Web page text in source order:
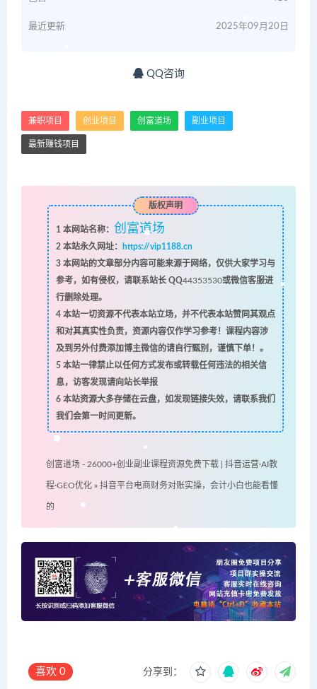
最近更新 2025年09月20日
QQ咨询
兼职项目 创业项目 创富道场 副业项目
最新赚钱项目
版权声明
1 本网站名称： 创富道场
2本站永久网址：
https://vip1188.cn
3本网站的文章部分内容可能来源于网络，仅供大家学习与
参考，如有侵权，请联系站长 QQ44353530或微信客服进
行删除处理。
4本站一切资源不代表本站立场，并不代表本站赞同其观点
和对其真实性负责，资源内容仅作学习参考！课程内容涉
及到另外付费添加博主微信的请自行甄别，谨慎下单！。
5本站一律禁止以任何方式发布或转载任何违法的相关信
息，访客发现请向站长举报
6本站资源大多存储在云盘，如发现链接失效，请联系我们
我们会第一时间更新。
创富道场 - 26000+创业副业课程资源免费下载 | 抖音运营·AI教
程·GEO优化 » 抖音平台电商财务对账实操，会计小白也能看懂
的
喜欢 0 分享到：